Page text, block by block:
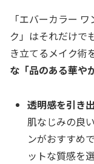
「エバーカラー
ク」はそれだけで
き立てるメイク術
な「品のある華や
透明感を引き
肌なじみの良
ンがおすすめ
ットな質感を